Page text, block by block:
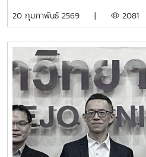
วิทยาลัยพลังงานทดแทน รองคณบ
ต้อนรับ Dr. Hae Woo Lee อธิก
Dong-A University ประเทศสาธา
มหาวิทยาลัยแม่โจ้เพื่อหารือและลง
(MOU) ในการแลกเปลี่ยนองค์คว
การแลกเปลี่ยนบุคลากรและนักศึกษ
นอกจากนี้ ได้ศึกษาดูงานและเยี่ย
นวัตกรรมพลังงานทดแทน
Semiconductor ณ วิทยาลัยพลัง
20 กุมภาพันธ์ 2569 | 2081